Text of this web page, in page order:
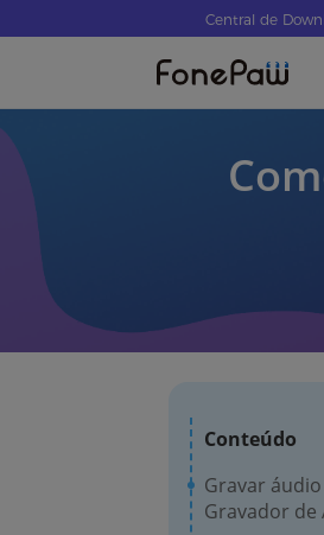
Central de
Conteúdo
Gravar
Gravador de